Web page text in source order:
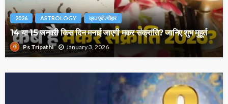
2026 ASTROLOGY व्रत एवं त्योहार
14 या 15 जनवरी किस दिन मनाई जाएगी मकर संक्रांति? जानिए शुभ मुहूर्त
Ps Tripathi January 3, 2026